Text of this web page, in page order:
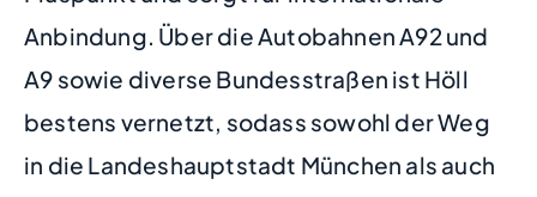
Anbindung. Über die Autobahnen A92 und
A9 sowie diverse Bundesstraßen ist Höll
bestens vernetzt, sodass sowohl der Weg
in die Landeshauptstadt München als auch